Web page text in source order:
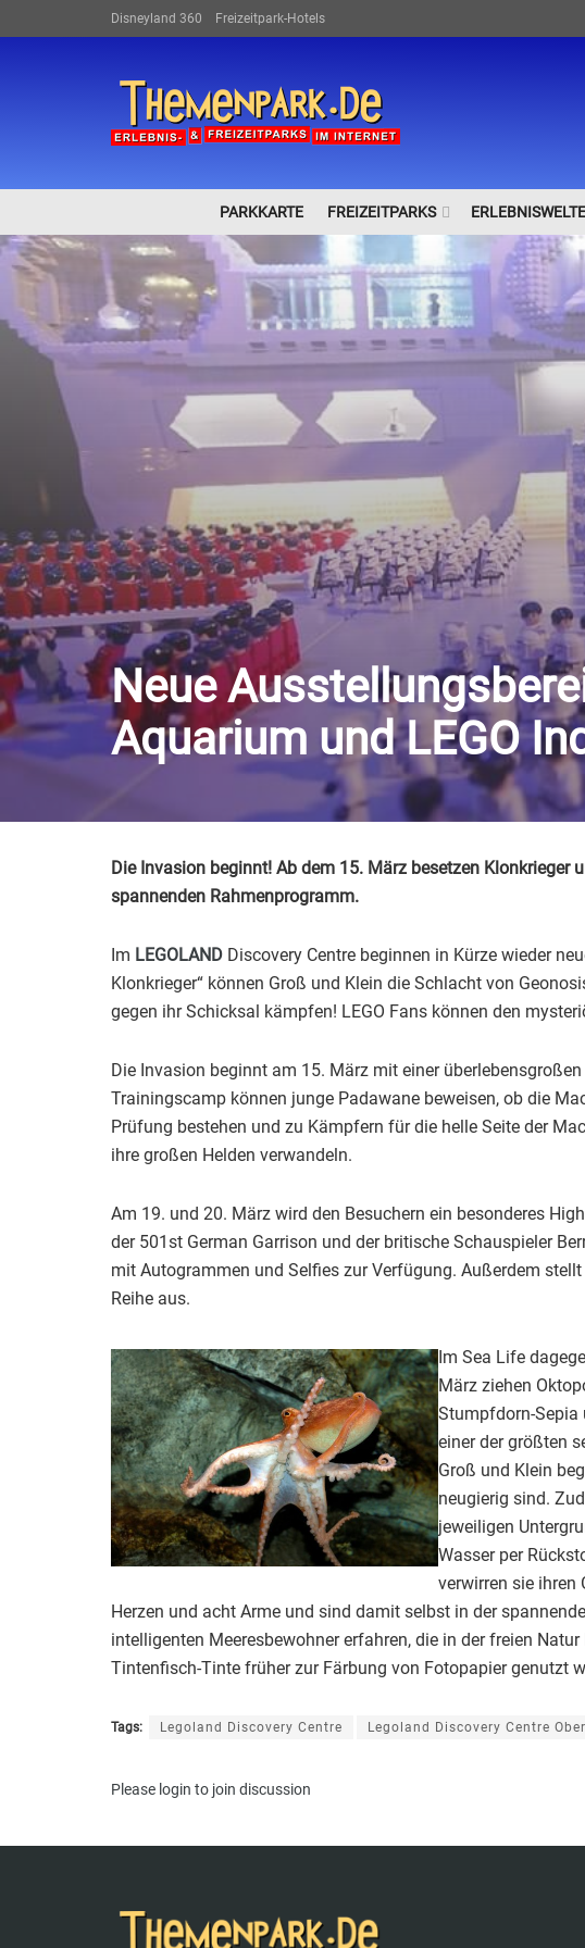
Disneyland 360 Freizeitpark-Hotels
PARKKARTE FREIZEITPARKS
Neue
Aquarium und LEGO
Die Invasion beginnt! Ab dem 15. März besetzen
spannenden Rahmenprogramm.
Im LEGOLAND Discovery Centre beginnen in Kürze wieder
Klonkrieger“ können Groß und Klein die Schlacht von
gegen ihr Schicksal kämpfen! LEGO Fans können den
Die Invasion beginnt am 15. März mit einer
Trainingscamp können junge Padawane beweisen, ob die
Prüfung bestehen und zu Kämpfern für die helle Seite der
ihre großen Helden verwandeln.
Am 19. und 20. März wird den Besuchern ein besonderes
der 501st German Garrison und der britische Schauspieler
mit Autogrammen und Selfies zur Verfügung. Außerdem
Reihe aus.
Im Sea Life
März ziehen
Stumpfdorn-Sepia
einer der größten
Groß und Klein
neugierig sind.
jeweiligen
Wasser per
verwirren sie ihren
Herzen und acht Arme und sind damit selbst in der
intelligenten Meeresbewohner erfahren, die in der freien
Tintenfisch-Tinte früher zur Färbung von Fotopapier genutzt
Tags: Legoland Discovery Centre Legoland Discovery Centre
Please login to join discussion